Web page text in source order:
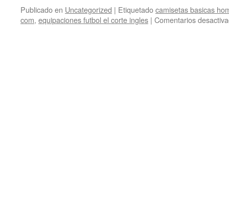
Publicado en Uncategorized | Etiquetadocamisetas basicas
com, equipaciones futbol el corte ingles | Comentarios